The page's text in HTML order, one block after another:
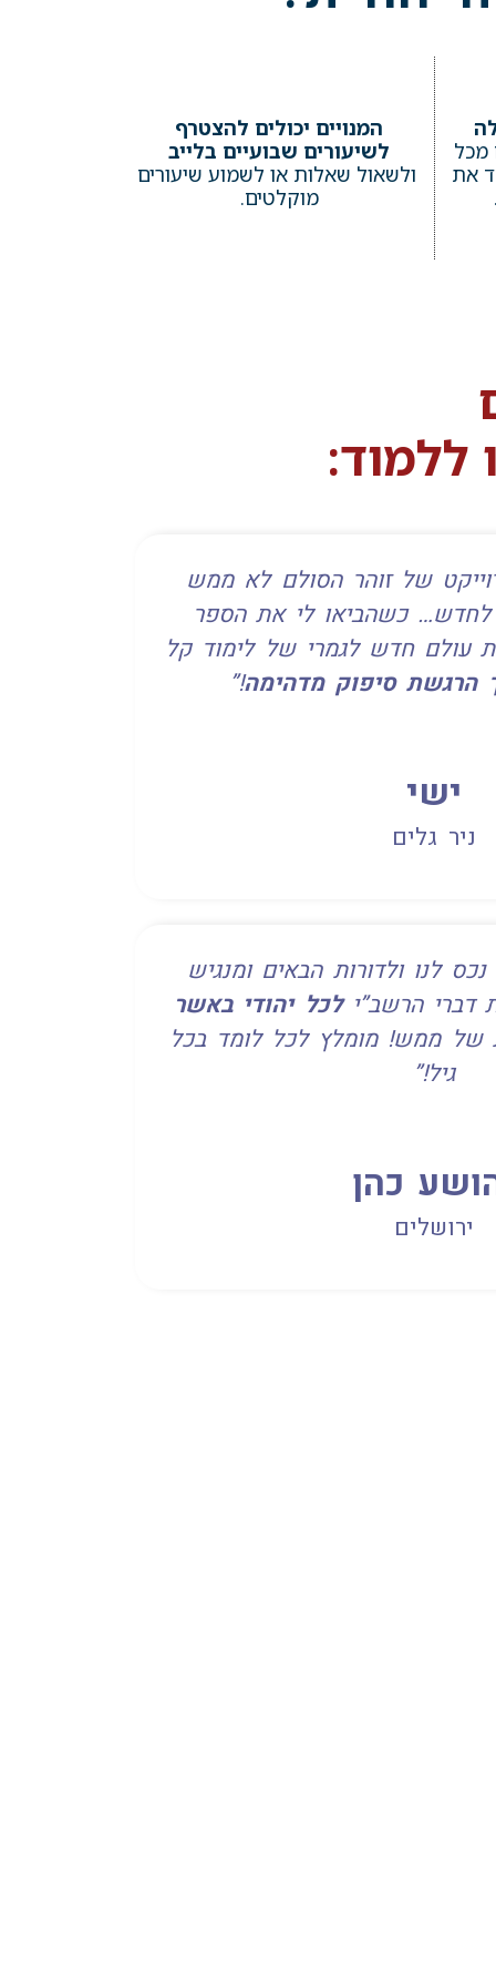
מכל
את
המנויים יכולים להצטרף
לשיעורים שבועיים בלייב
ולשאול שאלות או לשמוע שיעורים
מוקלטים.
ללמוד:
של זוהר הסולם לא ממש
כשהביאו לי את הספר
עולם חדש לגמרי של לימוד קל
הרגשת סיפוק מדהימה!”
ישי
ניר גלים
לנו ולדורות הבאים ומנגיש
דברי הרשב”ילכל יהודי באשר
ממש! מומלץ לכל לומד בכל
גיל!”
כהן
ירושלים